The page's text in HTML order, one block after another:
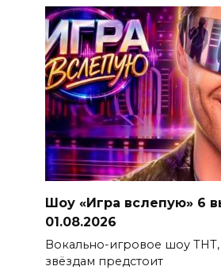
Шоу «Игра вслепую» 6
01.08.2026
Вокально-игровое шоу
звёздам предстоит